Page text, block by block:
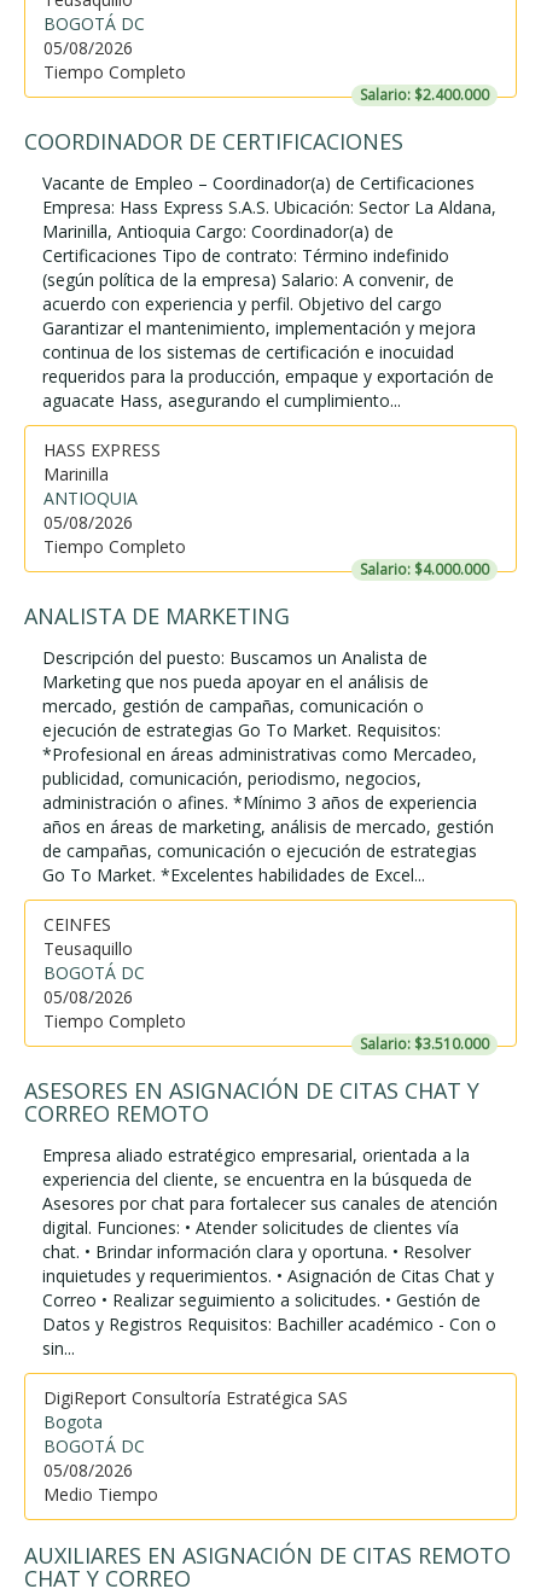
BOGOTÁ DC
05/08/2026
Tiempo Completo
Salario: $2.400.000
COORDINADOR DE CERTIFICACIONES
Vacante de Empleo – Coordinador(a) de Certificaciones
Empresa: Hass Express S.A.S. Ubicación: Sector La Aldana,
Marinilla, Antioquia Cargo: Coordinador(a) de
Certificaciones Tipo de contrato: Término indefinido
(según política de la empresa) Salario: A convenir, de
acuerdo con experiencia y perfil. Objetivo del cargo
Garantizar el mantenimiento, implementación y mejora
continua de los sistemas de certificación e inocuidad
requeridos para la producción, empaque y exportación de
aguacate Hass, asegurando el cumplimiento...
HASS EXPRESS
Marinilla
ANTIOQUIA
05/08/2026
Tiempo Completo
Salario: $4.000.000
ANALISTA DE MARKETING
Descripción del puesto: Buscamos un Analista de
Marketing que nos pueda apoyar en el análisis de
mercado, gestión de campañas, comunicación o
ejecución de estrategias Go To Market. Requisitos:
*Profesional en áreas administrativas como Mercadeo,
publicidad, comunicación, periodismo, negocios,
administración o afines. *Mínimo 3 años de experiencia
años en áreas de marketing, análisis de mercado, gestión
de campañas, comunicación o ejecución de estrategias
Go To Market. *Excelentes habilidades de Excel...
CEINFES
Teusaquillo
BOGOTÁ DC
05/08/2026
Tiempo Completo
Salario: $3.510.000
ASESORES EN ASIGNACIÓN DE CITAS CHAT Y
CORREO REMOTO
Empresa aliado estratégico empresarial, orientada a la
experiencia del cliente, se encuentra en la búsqueda de
Asesores por chat para fortalecer sus canales de atención
digital. Funciones: • Atender solicitudes de clientes vía
chat. • Brindar información clara y oportuna. • Resolver
inquietudes y requerimientos. • Asignación de Citas Chat y
Correo • Realizar seguimiento a solicitudes. • Gestión de
Datos y Registros Requisitos: Bachiller académico - Con o
sin...
DigiReport Consultoría Estratégica SAS
Bogota
BOGOTÁ DC
05/08/2026
Medio Tiempo
AUXILIARES EN ASIGNACIÓN DE CITAS REMOTO
CHAT Y CORREO